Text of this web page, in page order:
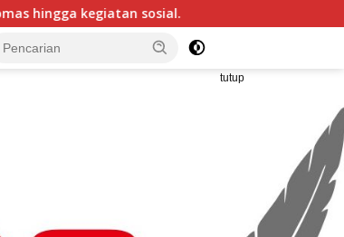
Arogan! Gudang Garam Tolak Hak Jawab,
tutup